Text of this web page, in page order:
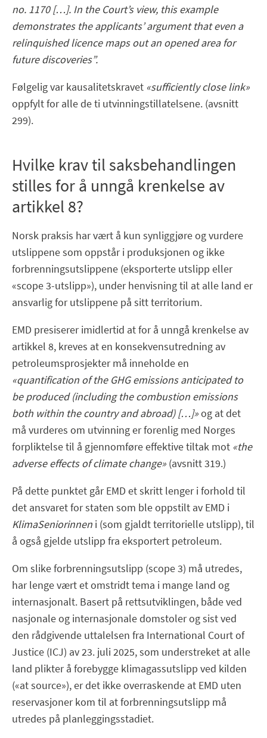
no. 1170 […]. In the Court’s view, this example
demonstrates the applicants’ argument that even a
relinquished licence maps out an opened area for
future discoveries”.
Følgelig var kausalitetskravet «sufficiently close link»
oppfylt for alle de ti utvinningstillatelsene. (avsnitt
299).
Hvilke krav til saksbehandlingen
stilles for å unngå krenkelse av
artikkel 8?
Norsk praksis har vært å kun synliggjøre og vurdere
utslippene som oppstår i produksjonen og ikke
forbrenningsutslippene (eksporterte utslipp eller
«scope 3-utslipp»), under henvisning til at alle land er
ansvarlig for utslippene på sitt territorium.
EMD presiserer imidlertid at for å unngå krenkelse av
artikkel 8, kreves at en konsekvensutredning av
petroleumsprosjekter må inneholde en
«quantification of the GHG emissions anticipated to
be produced (including the combustion emissions
both within the country and abroad) […]»og at det
må vurderes om utvinning er forenlig med Norges
forpliktelse til å gjennomføre effektive tiltak mot «the
adverse effects of climate change» (avsnitt 319.)
På dette punktet går EMD et skritt lenger i forhold til
det ansvaret for staten som ble oppstilt av EMD i
KlimaSeniorinnen i (som gjaldt territorielle utslipp), til
å også gjelde utslipp fra eksportert petroleum.
Om slike forbrenningsutslipp (scope 3) må utredes,
har lenge vært et omstridt tema i mange land og
internasjonalt. Basert på rettsutviklingen, både ved
nasjonale og internasjonale domstoler og sist ved
den rådgivende uttalelsen fra International Court of
Justice (ICJ) av 23. juli 2025, som understreket at alle
land plikter å forebygge klimagassutslipp ved kilden
(«at source»), er det ikke overraskende at EMD uten
reservasjoner kom til at forbrenningsutslipp må
utredes på planleggingsstadiet.